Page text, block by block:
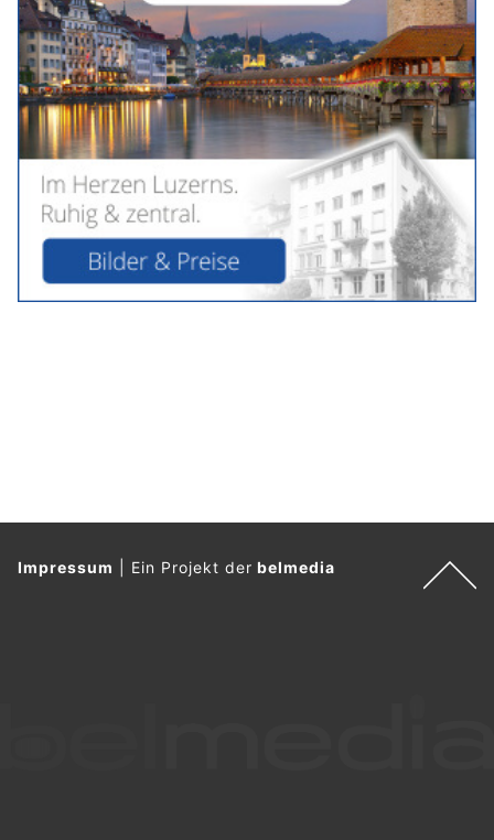
Impressum Ein Projekt derbelmedia